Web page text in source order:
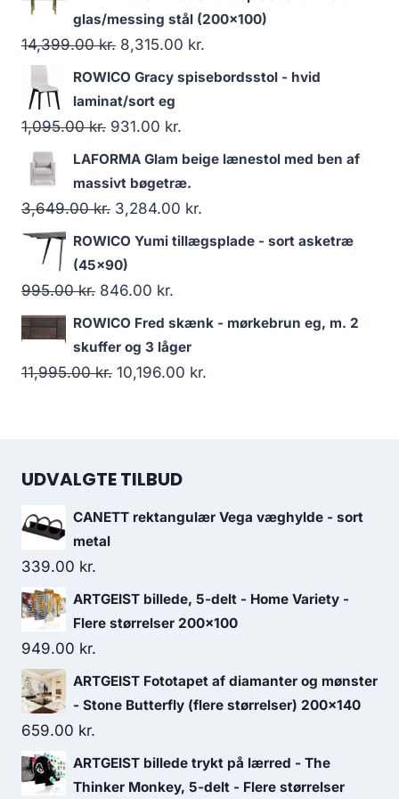
glas/messing stål (200x100)
14,399.00kr. 8,315.00 kr.
ROWICO Gracy spisebordsstol - hvid
laminat/sort eg
1,095.00kr. 931.00 kr.
LAFORMA Glam beige lænestol med ben af
massivt bøgetræ.
3,649.00kr. 3,284.00 kr.
ROWICO Yumi tillægsplade - sort asketræ
(45x90)
995.00kr. 846.00 kr.
ROWICO Fred skænk - mørkebrun eg, m. 2
skuffer og 3 låger
11,995.00kr. 10,196.00 kr.
UDVALGTE TILBUD
CANETT rektangulær Vega væghylde - sort
metal
339.00 kr.
ARTGEIST billede, 5-delt - Home Variety -
Flere størrelser 200x100
949.00 kr.
ARTGEIST Fototapet af diamanter og mønster
- Stone Butterfly (flere størrelser) 200x140
659.00 kr.
ARTGEIST billede trykt på lærred - The
Thinker Monkey, 5-delt - Flere størrelser